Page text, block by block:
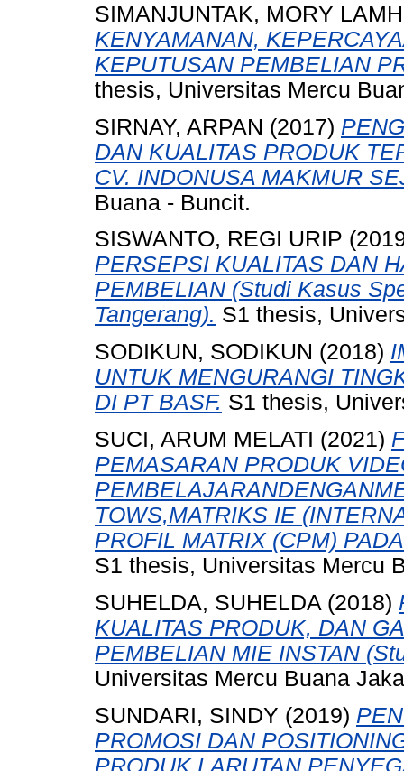
SIMANJUNTAK, MORY
KENYAMANAN,
KEPUTUSAN PEMBELIAN
thesis, Universitas Mercu
SIRNAY, ARPAN (2017)
DAN KUALITAS PRODUK
CV. INDONUSA MAKMUR
Buana - Buncit.
SISWANTO, REGI URIP
PERSEPSI KUALITAS DAN
PEMBELIAN (Studi Kasus
Tangerang). S1 thesis,
SODIKUN, SODIKUN (2018)
UNTUK MENGURANGI
DI PT BASF. S1 thesis,
SUCI, ARUM MELATI (2021)
PEMASARAN PRODUK
TOWS,MATRIKS IE
PROFIL MATRIX (CPM)
S1 thesis, Universitas Mercu
SUHELDA, SUHELDA (2018)
KUALITAS PRODUK, DAN
PEMBELIAN MIE INSTAN
Universitas Mercu Buana
SUNDARI, SINDY (2019)
PROMOSI DAN
PRODUK LARUTAN